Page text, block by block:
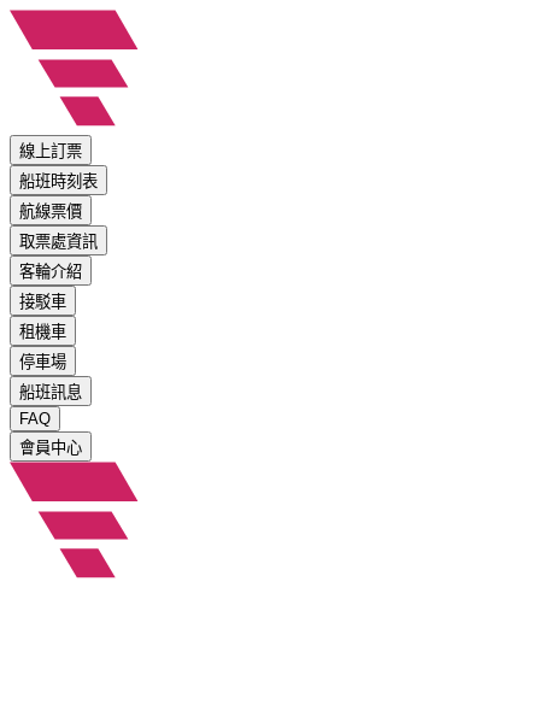
線上訂票
船班時刻表
航線票價
取票處資訊
客輪介紹
接駁車
租機車
停車場
船班訊息
FAQ
會員中心